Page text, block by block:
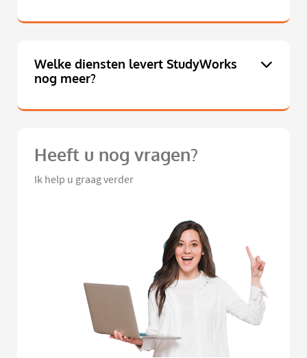
Welke diensten levert StudyWorks
nog meer?
Heeft u nog vragen?
Ik help u graag verder